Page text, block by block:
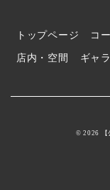
トップページ コ
店内・空間 ギャ
© 2026 【